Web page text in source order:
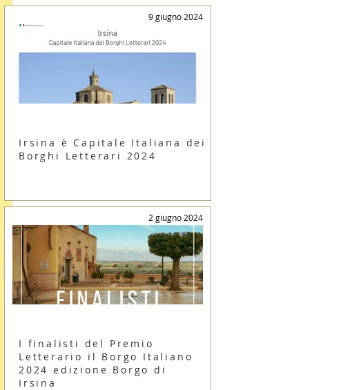
9 giugno 2024
Irsina è Capitale Italiana dei
Borghi Letterari 2024
2 giugno 2024
I finalisti del Premio
Letterario il Borgo Italiano
2024 edizione Borgo di
Irsina